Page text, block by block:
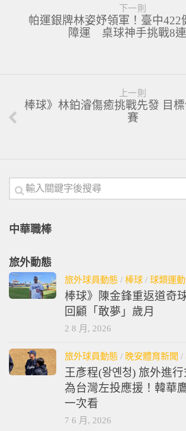
下一則
帕運銀牌林姿妤領軍！臺中422
上一則
棒球》林鉑濬傷癒挑戰先發 目標
旅外動態
旅外球員動態/棒球/球類運動
棒球》陳金鋒重返道奇
回顧「敢夢」歲月
旅外球員動態/晚安體育新聞/
王彥程(왕옌청) 旅外進
為台灣左投應援！韓華
一次看